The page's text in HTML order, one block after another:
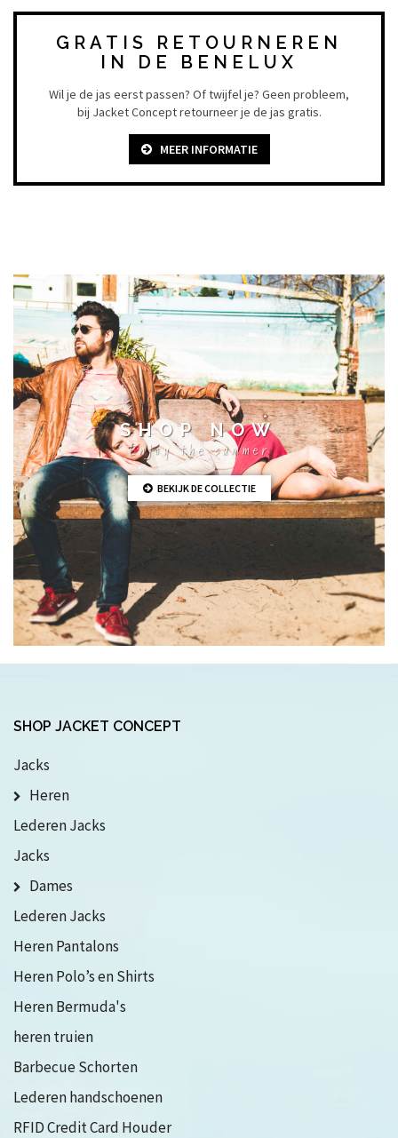
GRATIS RETOURNEREN
IN DE BENELUX
Wil je de jas eerst passen? Of twijfel je? Geen probleem,
bij Jacket Concept retourneer je de jas gratis.
MEER INFORMATIE
SHOP NOW
Enjoy the summer
BEKIJK DE COLLECTIE
SHOP JACKET CONCEPT
Jacks
Heren
Lederen Jacks
Jacks
Dames
Lederen Jacks
Heren Pantalons
Heren Polo’s en Shirts
Heren Bermuda's
heren truien
Barbecue Schorten
Lederen handschoenen
RFID Credit Card Houder